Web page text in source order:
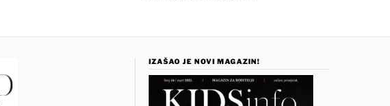
IZAŠAO JE NOVI MAGAZIN!